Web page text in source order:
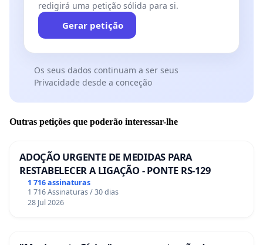
redigirá uma petição sólida para si.
Gerar petição
Os seus dados continuam a ser seus
Privacidade desde a conceção
Outras petições que poderão interessar-lhe
ADOÇÃO URGENTE DE MEDIDAS PARA
RESTABELECER A LIGAÇÃO - PONTE RS-129
1 716 assinaturas
1 716 Assinaturas / 30 dias
28 Jul 2026